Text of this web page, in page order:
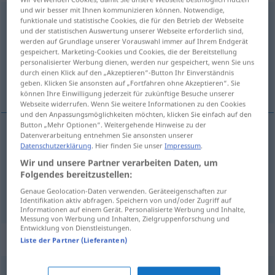
Vernunftf <keine Pluralform>
Übersicht aller Übersetzungen
(Für mehr Details die Übersetzung anklicken/antippen)
het gezond verstand, verstand, rede
(het)verstand,rede Vernunft
(het)gezond verstand Vernunft
Synonyme für "Vernunft"
und wir besser mit Ihnen kommunizieren können. Notwendige,
funktionale und statistische Cookies, die für den Betrieb der Webseite
und der statistischen Auswertung unserer Webseite erforderlich sind,
werden auf Grundlage unserer Vorauswahl immer auf Ihrem Endgerät
gespeichert. Marketing-Cookies und Cookies, die der Bereitstellung
personalisierter Werbung dienen, werden nur gespeichert, wenn Sie uns
durch einen Klick auf den „Akzeptieren“-Button Ihr Einverständnis
geben. Klicken Sie ansonsten auf „Fortfahren ohne Akzeptieren“. Sie
können Ihre Einwilligung jederzeit für zukünftige Besuche unserer
Webseite widerrufen. Wenn Sie weitere Informationen zu den Cookies
und den Anpassungsmöglichkeiten möchten, klicken Sie einfach auf den
Button „Mehr Optionen“. Weitergehende Hinweise zu der
Datenverarbeitung entnehmen Sie ansonsten unserer
Datenschutzerklärung. Hier finden Sie unserImpressum.
Wir und unsere Partner verarbeiten Daten, um
Folgendes bereitzustellen:
Genaue Geolocation-Daten verwenden. Geräteeigenschaften zur
Identifikation aktiv abfragen. Speichern von und/oder Zugriff auf
Informationen auf einem Gerät. Personalisierte Werbung und Inhalte,
Messung von Werbung und Inhalten, Zielgruppenforschung und
Entwicklung von Dienstleistungen.
Liste der Partner (Lieferanten)